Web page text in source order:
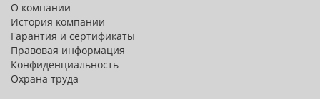
О компании
История компании
Гарантия и сертификаты
Правовая информация
Конфиденциальность
Охрана труда